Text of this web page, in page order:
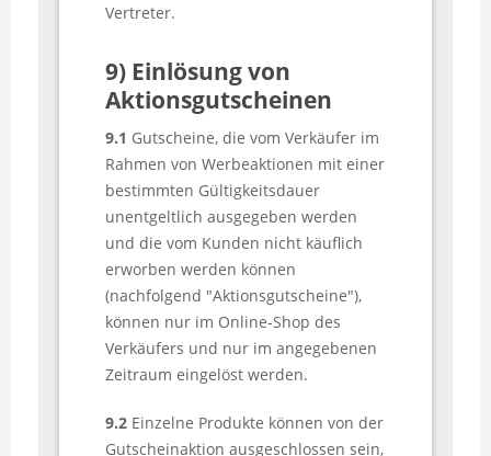
Vertreter.
9) Einlösung von
Aktionsgutscheinen
9.1 Gutscheine, die vom Verkäufer im
Rahmen von Werbeaktionen mit einer
bestimmten Gültigkeitsdauer
unentgeltlich ausgegeben werden
und die vom Kunden nicht käuflich
erworben werden können
(nachfolgend "Aktionsgutscheine"),
können nur im Online-Shop des
Verkäufers und nur im angegebenen
Zeitraum eingelöst werden.
9.2Einzelne Produkte können von der
Gutscheinaktion ausgeschlossen sein,